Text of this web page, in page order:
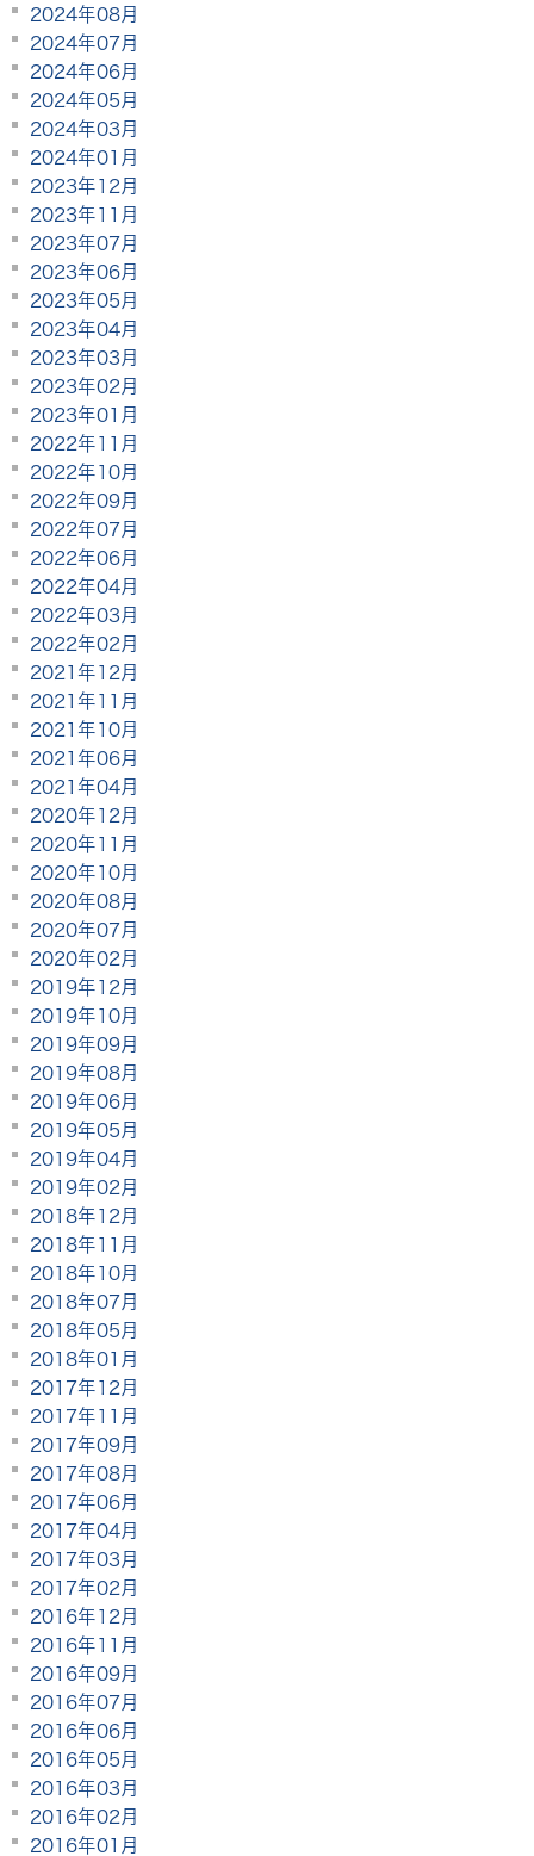
2024年08月
2024年07月
2024年06月
2024年05月
2024年03月
2024年01月
2023年12月
2023年11月
2023年07月
2023年06月
2023年05月
2023年04月
2023年03月
2023年02月
2023年01月
2022年11月
2022年10月
2022年09月
2022年07月
2022年06月
2022年04月
2022年03月
2022年02月
2021年12月
2021年11月
2021年10月
2021年06月
2021年04月
2020年12月
2020年11月
2020年10月
2020年08月
2020年07月
2020年02月
2019年12月
2019年10月
2019年09月
2019年08月
2019年06月
2019年05月
2019年04月
2019年02月
2018年12月
2018年11月
2018年10月
2018年07月
2018年05月
2018年01月
2017年12月
2017年11月
2017年09月
2017年08月
2017年06月
2017年04月
2017年03月
2017年02月
2016年12月
2016年11月
2016年09月
2016年07月
2016年06月
2016年05月
2016年03月
2016年02月
2016年01月